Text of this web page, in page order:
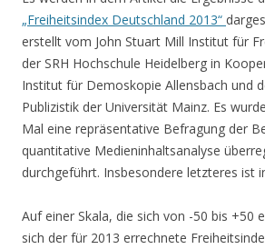
„Freiheitsindex Deutschland 2013“
erstellt vom John Stuart Mill Institut für
der SRH Hochschule Heidelberg in
Institut für Demoskopie Allensbach und
Publizistik der Universität Mainz. Es
Mal eine repräsentative Befragung der
quantitative Medieninhaltsanalyse
durchgeführt. Insbesondere letzteres ist
Auf einer Skala, die sich von -50 bis +50
sich der für 2013 errechnete